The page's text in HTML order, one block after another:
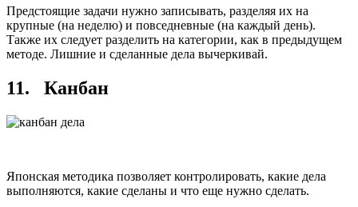
Предстоящие задачи нужно записывать, разделяя их на
крупные (на неделю) и повседневные (на каждый день).
Также их следует разделить на категории, как в предыдущем
методе. Лишние и сделанные дела вычеркивай.
11. Канбан
Японская методика позволяет контролировать, какие дела
выполняются, какие сделаны и что еще нужно сделать.